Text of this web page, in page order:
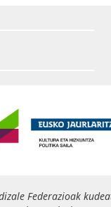
Federazioak